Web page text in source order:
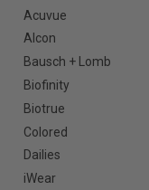
Acuvue
Alcon
Bausch + Lomb
Biofinity
Biotrue
Colored
Dailies
iWear